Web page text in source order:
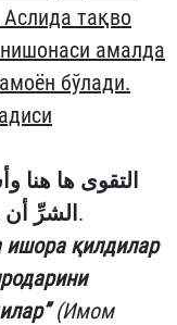
тақво
нишонаси амалда
бўлади.
الشرِّ (أخرجه مسلم).
ишора қилдилар
(Имом